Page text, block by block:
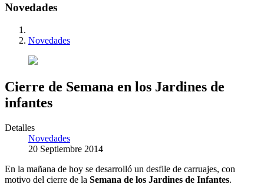
Novedades
Novedades
Cierre de Semana en los Jardines de
infantes
Detalles
Novedades
20 Septiembre 2014
En la mañana de hoy se desarrolló un desfile de carruajes, con
motivo del cierre de la Semana de los Jardines de Infantes.